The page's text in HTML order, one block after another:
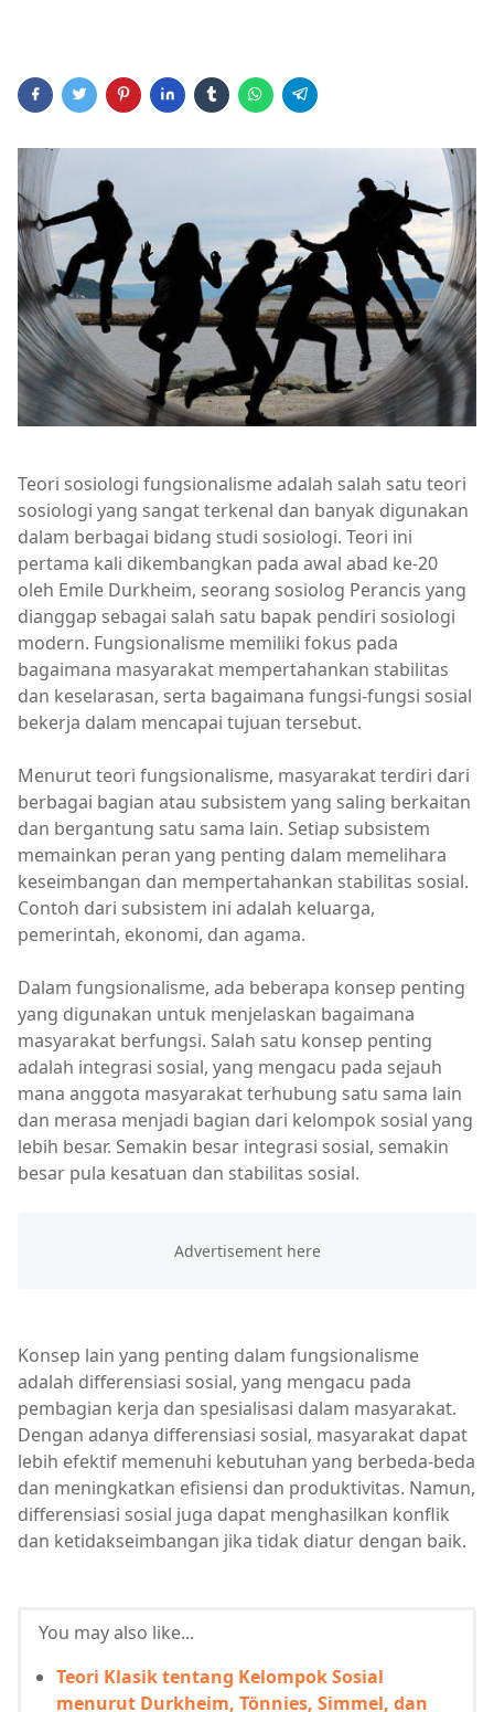
Teori sosiologi fungsionalisme adalah salah satu teori
sosiologi yang sangat terkenal dan banyak digunakan
dalam berbagai bidang studi sosiologi. Teori ini
pertama kali dikembangkan pada awal abad ke-20
oleh Emile Durkheim, seorang sosiolog Perancis yang
dianggap sebagai salah satu bapak pendiri sosiologi
modern. Fungsionalisme memiliki fokus pada
bagaimana masyarakat mempertahankan stabilitas
dan keselarasan, serta bagaimana fungsi-fungsi sosial
bekerja dalam mencapai tujuan tersebut.
Menurut teori fungsionalisme, masyarakat terdiri dari
berbagai bagian atau subsistem yang saling berkaitan
dan bergantung satu sama lain. Setiap subsistem
memainkan peran yang penting dalam memelihara
keseimbangan dan mempertahankan stabilitas sosial.
Contoh dari subsistem ini adalah keluarga,
pemerintah, ekonomi, dan agama.
Dalam fungsionalisme, ada beberapa konsep penting
yang digunakan untuk menjelaskan bagaimana
masyarakat berfungsi. Salah satu konsep penting
adalah integrasi sosial, yang mengacu pada sejauh
mana anggota masyarakat terhubung satu sama lain
dan merasa menjadi bagian dari kelompok sosial yang
lebih besar. Semakin besar integrasi sosial, semakin
besar pula kesatuan dan stabilitas sosial.
Konsep lain yang penting dalam fungsionalisme
adalah differensiasi sosial, yang mengacu pada
pembagian kerja dan spesialisasi dalam masyarakat.
Dengan adanya differensiasi sosial, masyarakat dapat
lebih efektif memenuhi kebutuhan yang berbeda-beda
dan meningkatkan efisiensi dan produktivitas. Namun,
differensiasi sosial juga dapat menghasilkan konflik
dan ketidakseimbangan jika tidak diatur dengan baik.
You may also like...
Teori Klasik tentang Kelompok Sosial
menurut Durkheim, Tönnies, Simmel, dan